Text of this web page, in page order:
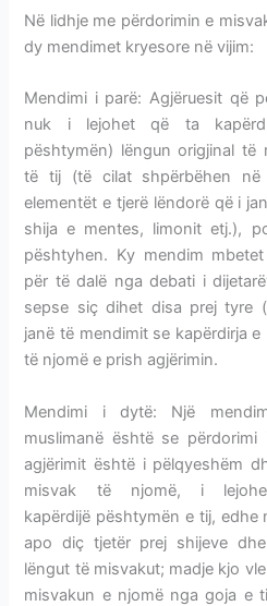
Në lidhje me përdorimin e
dy mendimet kryesore në vijim:
Mendimi i parë: Agjëruesit që
nuk i lejohet që ta
pështymën) lëngun origjinal të
të tij (të cilat shpërbëhen
elementët e tjerë lëndorë që i
shija e mentes, limonit etj.),
pështyhen. Ky mendim
për të dalë nga debati i
sepse siç dihet disa prej tyre
janë të mendimit se kapërdirja
të njomë e prish agjërimin.
Mendimi i dytë: Një
muslimanë është se
agjërimit është i pëlqyeshëm
misvak të njomë, i
kapërdijë pështymën e tij, edhe
apo diç tjetër prej shijeve
lëngut të misvakut; madje kjo
misvakun e njomë nga goja e